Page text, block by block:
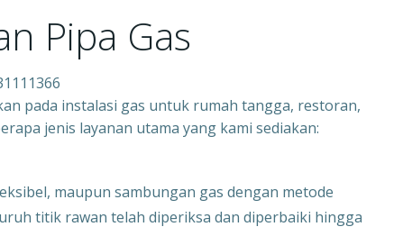
Pipa Gas
pada instalasi gas untuk rumah tangga, restoran,
jenis layanan utama yang kami sediakan:
maupun sambungan gas dengan metode
titik rawan telah diperiksa dan diperbaiki hingga